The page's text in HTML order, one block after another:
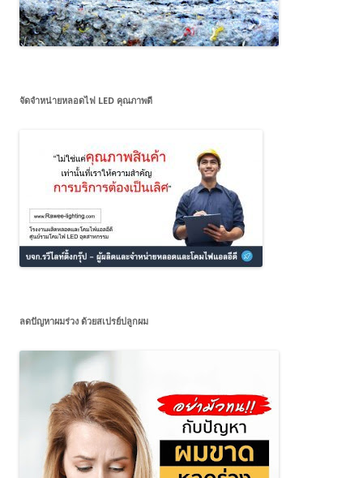
จัดจำหน่ายหลอดไฟ LED คุณภาพดี
ลดปัญหาผมร่วง ด้วยสเปรย์ปลูกผม